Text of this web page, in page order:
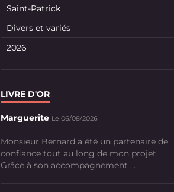
Saint-Patrick
Divers et variés
2026
LIVRE D'OR
Marguerite Le 06/08/2026
Monsieur Bernard a été un partenaire de
confiance tout au long de mon projet.
Grâce à son accompagnement ...